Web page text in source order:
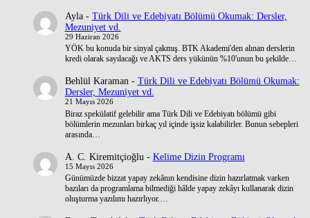
Ayla- Türk Dili ve Edebiyatı Bölümü Okumak: Dersler,
Mezuniyet vd.
29 Haziran 2026
YÖK bu konuda bir sinyal çakmış. BTK Akademi'den alınan derslerin
kredi olarak sayılacağı ve AKTS ders yükünün %10'unun bu şekilde…
Behlül Karaman- Türk Dili ve Edebiyatı Bölümü Okumak:
Dersler, Mezuniyet vd.
21 Mayıs 2026
Biraz spekülatif gelebilir ama Türk Dili ve Edebiyatı bölümü gibi
bölümlerin mezunları birkaç yıl içinde işsiz kalabilirler. Bunun sebepleri
arasında…
A. C. Kiremitçioğlu - Kelime Dizin Programı
15 Mayıs 2026
Günümüzde bizzat yapay zekânın kendisine dizin hazırlatmak varken
bazıları da programlama bilmediği hâlde yapay zekâyı kullanarak dizin
oluşturma yazılımı hazırlıyor.…